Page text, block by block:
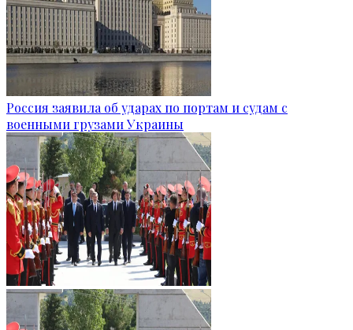
Россия заявила об ударах по портам и судам с
военными грузами Украины